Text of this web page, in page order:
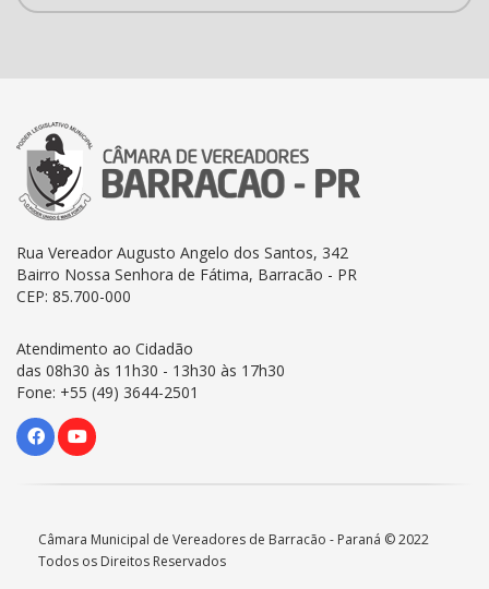
Rua Vereador Augusto Angelo dos Santos, 342
Bairro Nossa Senhora de Fátima, Barracão - PR
CEP: 85.700-000
Atendimento ao Cidadão
das 08h30 às 11h30 - 13h30 às 17h30
Fone: +55 (49) 3644-2501
Câmara Municipal de Vereadores de Barracão - Paraná © 2022
Todos os Direitos Reservados